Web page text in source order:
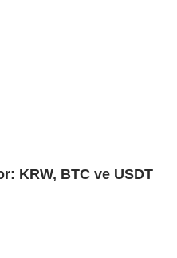
KRW, BTC ve USDT